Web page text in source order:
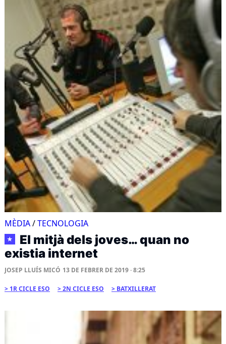
MÈDIA/TECNOLOGIA
★
El mitjà dels joves… quan no
existia internet
JOSEP LLUÍS MICÓ 13 DE FEBRER DE 2019 · 8:25
1R CICLE ESO 2N CICLE ESO BATXILLERAT